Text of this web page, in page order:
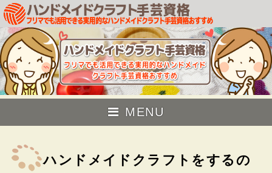
MENU
ハンドメイドクラフトをするの